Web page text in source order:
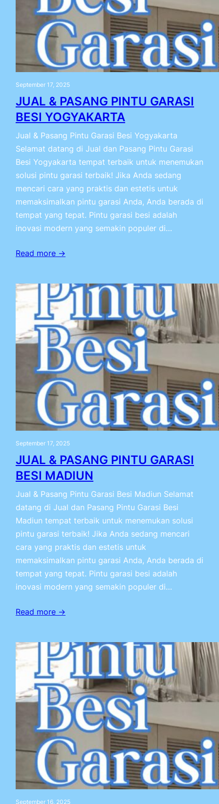
September 17, 2025
JUAL & PASANG PINTU GARASI
BESI YOGYAKARTA
Jual & Pasang Pintu Garasi Besi Yogyakarta
Selamat datang di Jual dan Pasang Pintu Garasi
Besi Yogyakarta tempat terbaik untuk menemukan
solusi pintu garasi terbaik! Jika Anda sedang
mencari cara yang praktis dan estetis untuk
memaksimalkan pintu garasi Anda, Anda berada di
tempat yang tepat. Pintu garasi besi adalah
inovasi modern yang semakin populer di…
Read more →
September 17, 2025
JUAL & PASANG PINTU GARASI
BESI MADIUN
Jual & Pasang Pintu Garasi Besi Madiun Selamat
datang di Jual dan Pasang Pintu Garasi Besi
Madiun tempat terbaik untuk menemukan solusi
pintu garasi terbaik! Jika Anda sedang mencari
cara yang praktis dan estetis untuk
memaksimalkan pintu garasi Anda, Anda berada di
tempat yang tepat. Pintu garasi besi adalah
inovasi modern yang semakin populer di…
Read more →
September 16, 2025